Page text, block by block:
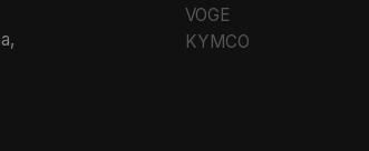
VOGE
KYMCO